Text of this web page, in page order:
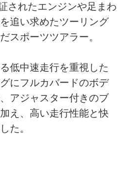
されたエンジンや足まわ
追い求めたツーリング
スポーツツアラー。
低中速走行を重視した
にフルカバードのボデ
アジャスター付きのブ
え、高い走行性能と快
た。